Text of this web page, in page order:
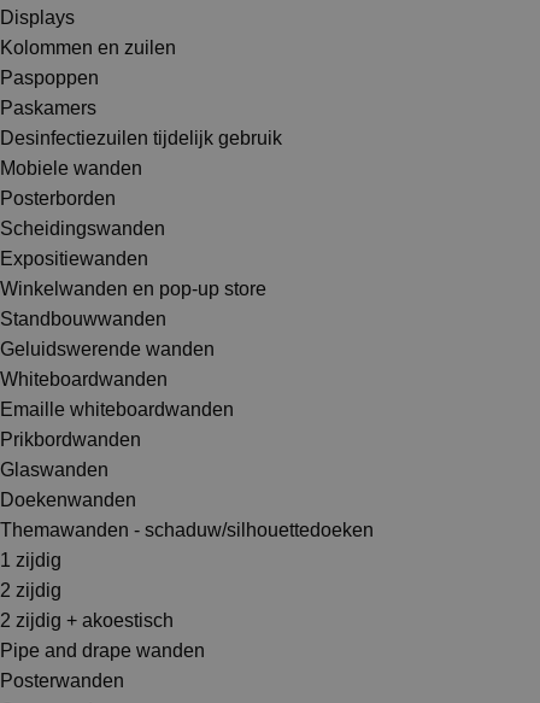
Displays
Kolommen en zuilen
Paspoppen
Paskamers
Desinfectiezuilen tijdelijk gebruik
Mobiele wanden
Posterborden
Scheidingswanden
Expositiewanden
Winkelwanden en pop-up store
Standbouwwanden
Geluidswerende wanden
Whiteboardwanden
Emaille whiteboardwanden
Prikbordwanden
Glaswanden
Doekenwanden
Themawanden - schaduw/silhouettedoeken
1 zijdig
2 zijdig
2 zijdig + akoestisch
Pipe and drape wanden
Posterwanden